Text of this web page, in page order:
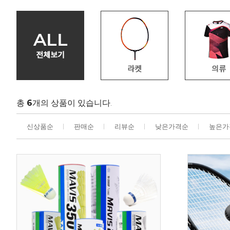
총 6개의 상품이 있습니다.
신상품순 판매순 리뷰순 낮은가격순 높은